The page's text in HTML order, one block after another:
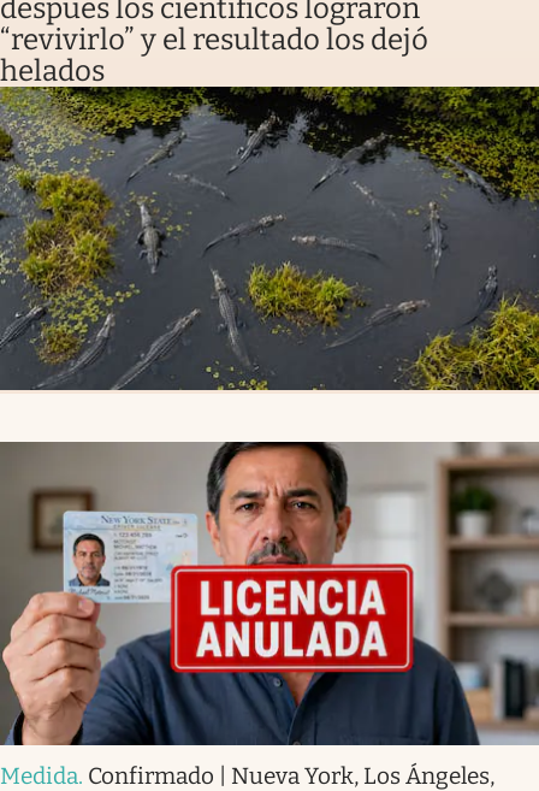
después los científicos lograron
“revivirlo” y el resultado los dejó
helados
Medida. Confirmado | Nueva York, Los Ángeles,